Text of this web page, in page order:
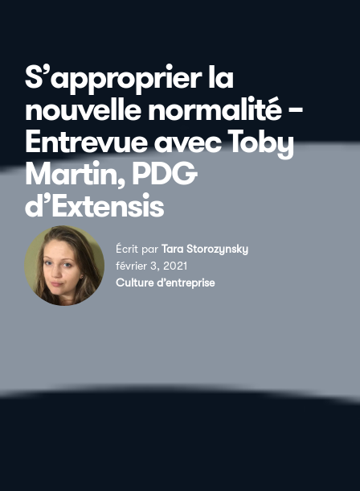
S’approprier la
nouvelle normalité –
Entrevue avec Toby
Martin, PDG
d’Extensis
Écrit par Tara Storozynsky
février 3, 2021
Culture d’entreprise